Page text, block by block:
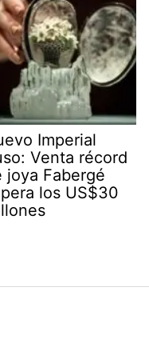
Imperial
Venta récord
joya Fabergé
los US$30